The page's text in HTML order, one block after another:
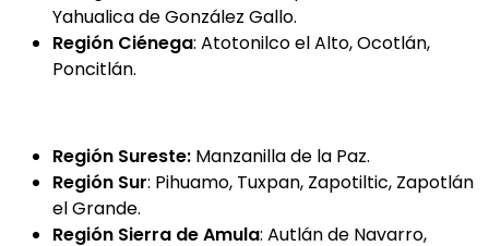
Yahualica de González Gallo.
Región Ciénega: Atotonilco el Alto, Ocotlán,
Poncitlán.
Región Sureste: Manzanilla de la Paz.
Región Sur: Pihuamo, Tuxpan, Zapotiltic, Zapotlán
el Grande.
Región Sierra de Amula: Autlán de Navarro,